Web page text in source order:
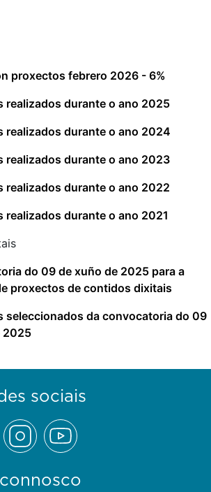
proxectos febrero 2026 - 6%
realizados durante o ano 2025
realizados durante o ano 2024
realizados durante o ano 2023
realizados durante o ano 2022
realizados durante o ano 2021
do 09 de xuño de 2025 para a
proxectos de contidos dixitais
seleccionados da convocatoria do 09
2025
sociais